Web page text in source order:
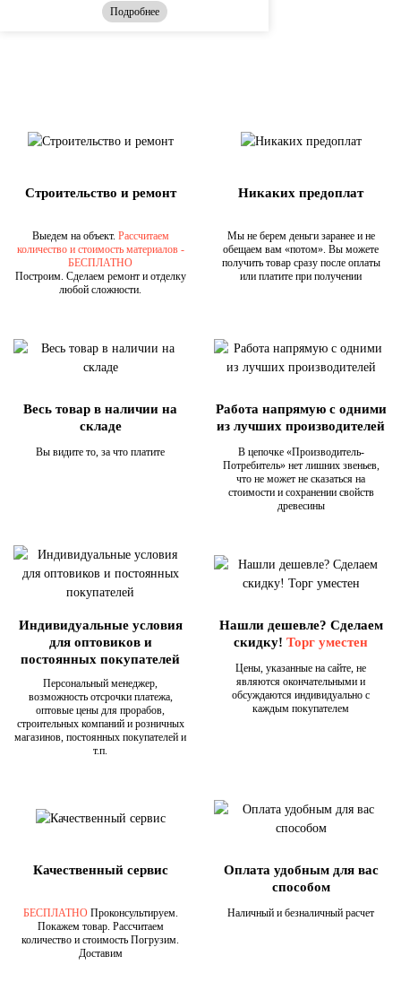
Подробнее
Строительство и ремонт
Выедем на объект. Рассчитаем
количество и стоимость материалов -
БЕСПЛАТНО
Построим. Сделаем ремонт и отделку
любой сложности.
Никаких предоплат
Мы не берем деньги заранее и не
обещаем вам «потом». Вы можете
получить товар сразу после оплаты
или платите при получении
Весь товар в наличии на
складе
Вы видите то, за что платите
Работа напрямую с одними
из лучших производителей
В цепочке «Производитель-
Потребитель» нет лишних звеньев,
что не может не сказаться на
стоимости и сохранении свойств
древесины
Индивидуальные условия
для оптовиков и
постоянных покупателей
Персональный менеджер,
возможность отсрочки платежа,
оптовые цены для прорабов,
строительных компаний и розничных
магазинов, постоянных покупателей и
т.п.
Нашли дешевле? Сделаем
скидку! Торг уместен
Цены, указанные на сайте, не
являются окончательными и
обсуждаются индивидуально с
каждым покупателем
Качественный сервис
БЕСПЛАТНОПроконсультируем.
Покажем товар. Рассчитаем
количество и стоимость Погрузим.
Доставим
Оплата удобным для вас
способом
Наличный и безналичный расчет